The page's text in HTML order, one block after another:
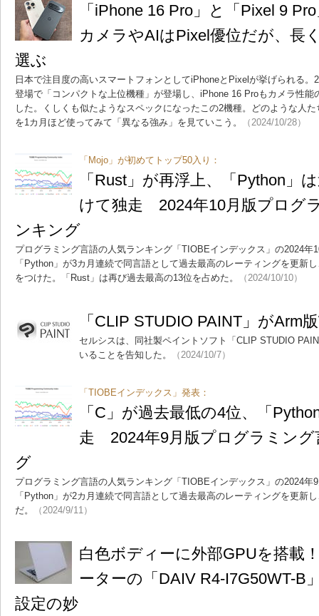
「iPhone 16 Pro」と「Pixel 9
カメラやAIはPixel優位だが、長
選ぶ
日本で注目度の高いスマートフォンとしてiPhoneとPixelが挙げられる
登場で「コンパクトな上位機種」が登場し、iPhone 16 Proもカメラ性
した。くしくも似たようなスペックになったこの2機種。どのような人
を1カ月ほど使ってみて「異なる強み」を見ていこう。
（2024/10/28）
「Mojo」が初めてトップ50入り：
「Rust」が再浮上、「Python」
けて独走 2024年10月版プログ
ンキング
プログラミング言語の人気ランキング「TIOBEインデックス」の2024年
「Python」が3カ月連続で同言語として過去最高のレーティングを更新
をつけた。「Rust」は再び過去最高の13位を占めた。
（2024/10/10）
「CLIP STUDIO PAINT」がArm
セルシスは、同社製ペイントソフト「CLIP STUDIO
いることを告知した。
（2024/10/7）
「TIOBEインデックス」発表：
「C」が過去最低の4位、「
走 2024年9月版プログラミング
グ
プログラミング言語の人気ランキング「TIOBEインデックス」の2024年
「Python」が2カ月連続で同言語として過去最高のレーティングを更新
だ。
（2024/9/11）
白色ボディーに外部GPUを搭
ーターの「DAIV R4-I7G50WT-B
設定の妙